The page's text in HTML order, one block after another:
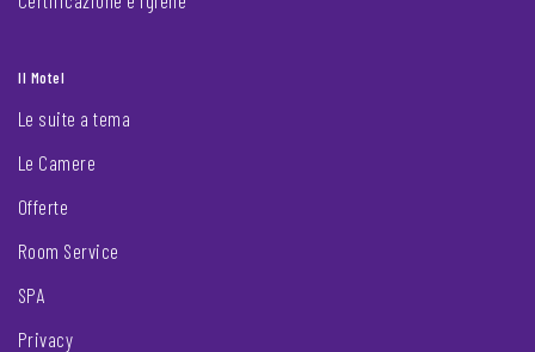
Il Motel
Le suite a tema
Le Camere
Offerte
Room Service
SPA
Privacy